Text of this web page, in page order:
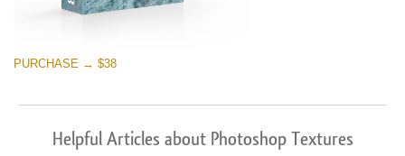
PURCHASE → $38
Helpful Articles about Photoshop Textures